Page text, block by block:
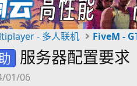
- 多人联机 FiveM -
服务器配置要求
01/06